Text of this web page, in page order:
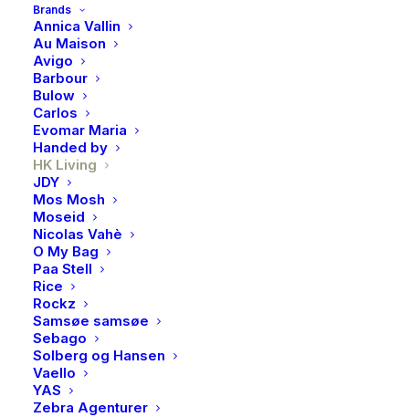
Brands
Annica Vallin
Au Maison
Avigo
Barbour
Bulow
Carlos
Evomar Maria
Handed by
HK Living
JDY
Mos Mosh
Moseid
Nicolas Vahè
O My Bag
Paa Stell
Rice
Rockz
Samsøe samsøe
Sebago
Solberg og Hansen
Vaello
YAS
Zebra Agenturer
Produktnummer
Kategorier
Brand
BESKRIVELSE
Kanne Shell fra den populære 70-tallsserien.
Håndlaget, som gir et unikt preg.